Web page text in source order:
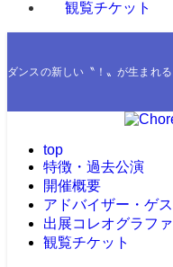
観覧チケット
ダンスの新しい〝！〟が生まれ
top
特徴・過去公演
開催概要
アドバイザー・ゲス
出展コレオグラフ
観覧チケット